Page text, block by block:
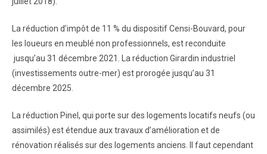
La réduction d’impôt de 11 % du dispositif Censi-Bouvard, pour
les loueurs en meublé non professionnels, est reconduite
jusqu’au 31 décembre 2021. La réduction Girardin industriel
(investissements outre-mer) est prorogée jusqu’au 31
décembre 2025.
La réduction Pinel, qui porte sur des logements locatifs neufs (ou
assimilés) est étendue aux travaux d’amélioration et de
rénovation réalisés sur des logements anciens. Il faut cependant